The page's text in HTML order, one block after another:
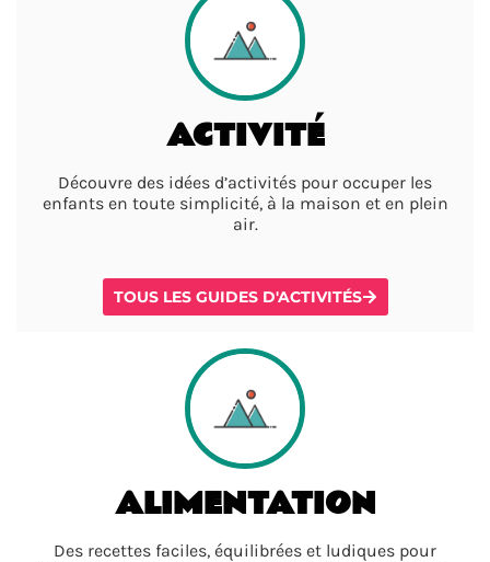
ACTIVITÉ
Découvre des idées d’activités pour occuper les
enfants en toute simplicité, à la maison et en plein
air.
TOUS LES GUIDES D'ACTIVITÉS
ALIMENTATION
Des recettes faciles, équilibrées et ludiques pour